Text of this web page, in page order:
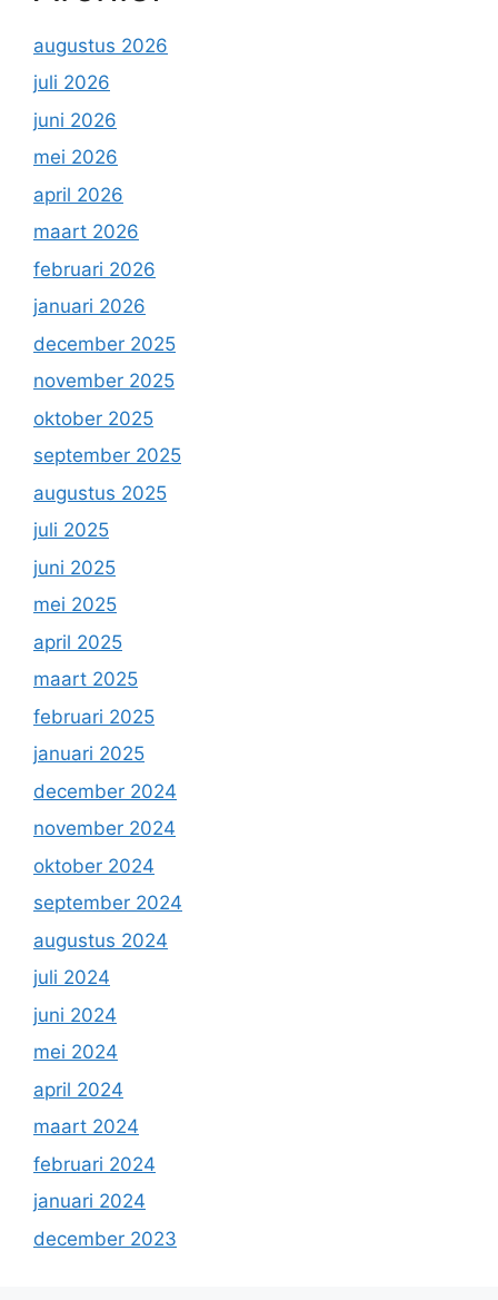
augustus 2026
juli 2026
juni 2026
mei 2026
april 2026
maart 2026
februari 2026
januari 2026
december 2025
november 2025
oktober 2025
september 2025
augustus 2025
juli 2025
juni 2025
mei 2025
april 2025
maart 2025
februari 2025
januari 2025
december 2024
november 2024
oktober 2024
september 2024
augustus 2024
juli 2024
juni 2024
mei 2024
april 2024
maart 2024
februari 2024
januari 2024
december 2023